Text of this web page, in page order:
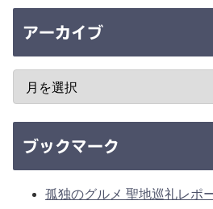
アーカイブ
ブックマーク
孤独のグルメ 聖地巡礼レポ